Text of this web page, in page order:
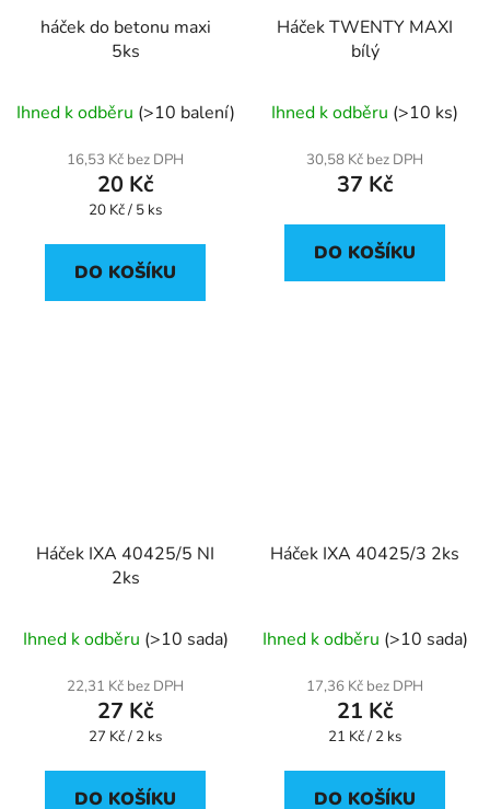
háček do betonu maxi
5ks
Ihned k odběru (>10 balení)
16,53 Kč bez DPH
20 Kč
Měrná
20 Kč / 5 ks
DO KOŠÍKU
Háček TWENTY MAXI
bílý
Ihned k odběru (>10 ks)
30,58 Kč bez DPH
37 Kč
DO KOŠÍKU
Háček IXA 40425/5 NI
2ks
Ihned k odběru (>10 sada)
22,31 Kč bez DPH
27 Kč
Měrná
27 Kč / 2 ks
DO KOŠÍKU
Háček IXA 40425/3 2ks
Ihned k odběru (>10 sada)
17,36 Kč bez DPH
21 Kč
Měrná
21 Kč / 2 ks
DO KOŠÍKU